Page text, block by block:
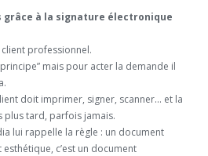
grâce à la signature électronique
professionnel.
mais pour acter la demande il
doit imprimer, signer, scanner… et la
plus tard, parfois jamais.
lui rappelle la règle : un document
c’est un document